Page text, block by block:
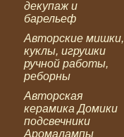
декупаж и
барельеф
Авторские мишки,
куклы, игрушки
ручной работы,
реборны
Авторская
керамика Домики
подсвечники
Аромалампы